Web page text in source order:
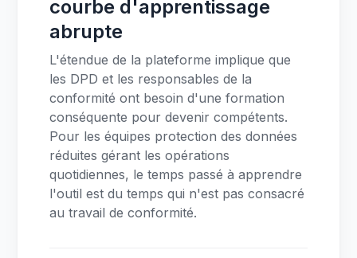
courbe d'apprentissage
abrupte
L'étendue de la plateforme implique que
les DPD et les responsables de la
conformité ont besoin d'une formation
conséquente pour devenir compétents.
Pour les équipes protection des données
réduites gérant les opérations
quotidiennes, le temps passé à apprendre
l'outil est du temps qui n'est pas consacré
au travail de conformité.